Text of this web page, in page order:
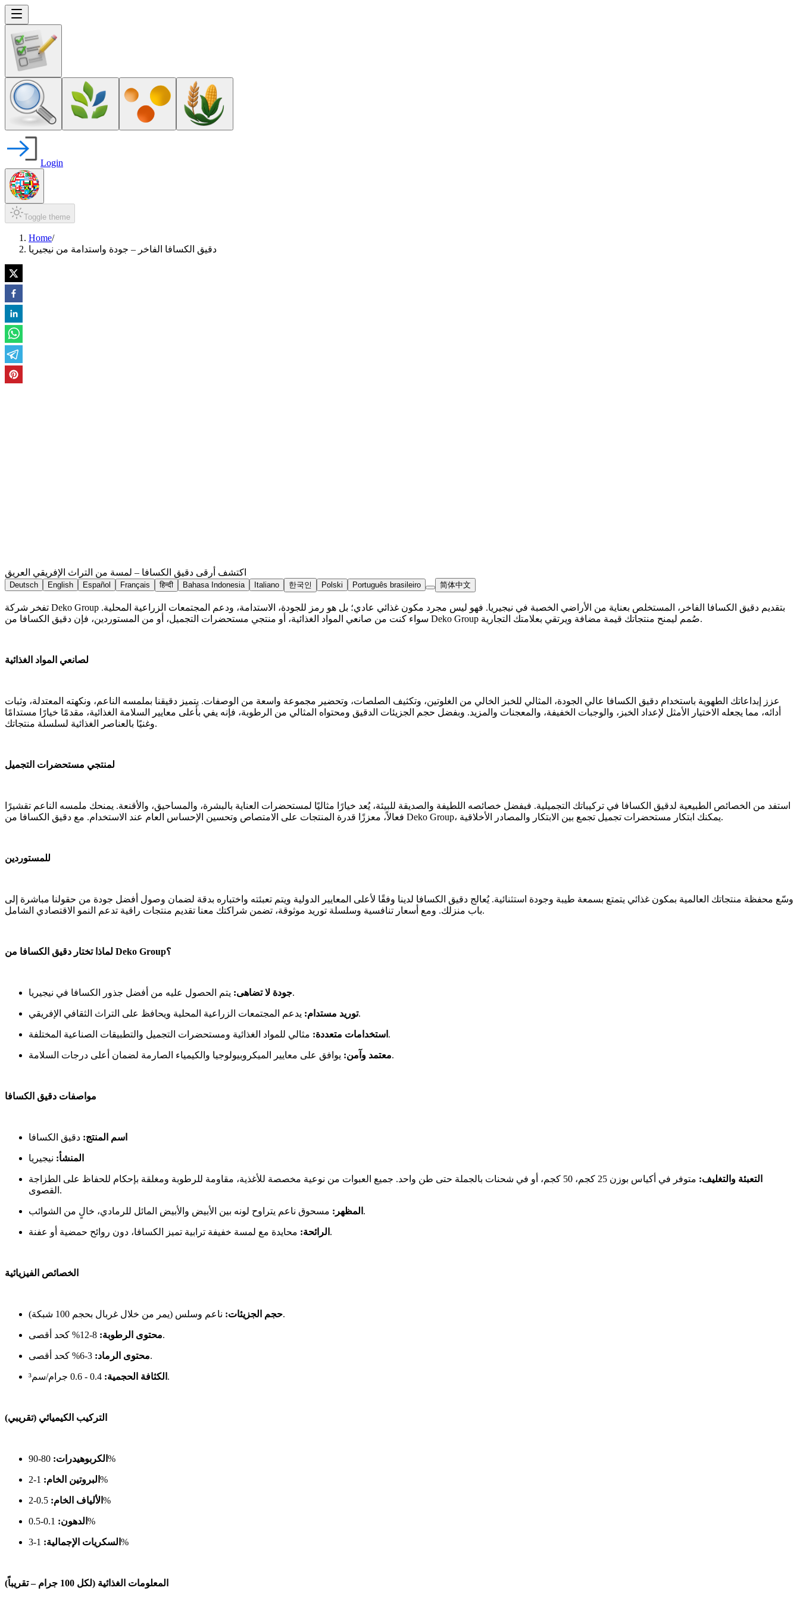
Login
Toggle theme
Home/
دقيق الكسافا الفاخر – جودة واستدامة من نيجيريا
اكتشف أرقى دقيق الكسافا – لمسة من التراث الإفريقي العريق
Deutsch English Español Français हिन्दी Bahasa Indonesia Italiano 한국인 Polski Português brasileiro 简体中文
تفخر شركة Deko Group بتقديم دقيق الكسافا الفاخر، المستخلص بعناية من الأراضي الخصبة في نيجيريا. فهو ليس مجرد مكون غذائي عادي؛ بل هو رمز للجودة، الاستدامة، ودعم المجتمعات الزراعية المحلية.
سواء كنت من صانعي المواد الغذائية، أو منتجي مستحضرات التجميل، أو من المستوردين، فإن دقيق الكسافا من Deko Group صُمم ليمنح منتجاتك قيمة مضافة ويرتقي بعلامتك التجارية.
لصانعي المواد الغذائية
عزز إبداعاتك الطهوية باستخدام دقيق الكسافا عالي الجودة، المثالي للخبز الخالي من الغلوتين، وتكثيف الصلصات، وتحضير مجموعة واسعة من الوصفات. يتميز دقيقنا بملمسه الناعم، ونكهته المعتدلة، وثبات
أدائه، مما يجعله الاختيار الأمثل لإعداد الخبز، والوجبات الخفيفة، والمعجنات والمزيد. وبفضل حجم الجزيئات الدقيق ومحتواه المثالي من الرطوبة، فإنه يفي بأعلى معايير السلامة الغذائية، مقدمًا خيارًا مستدامًا
وغنيًا بالعناصر الغذائية لسلسلة منتجاتك.
لمنتجي مستحضرات التجميل
استفد من الخصائص الطبيعية لدقيق الكسافا في تركيباتك التجميلية. فبفضل خصائصه اللطيفة والصديقة للبيئة، يُعد خيارًا مثاليًا لمستحضرات العناية بالبشرة، والمساحيق، والأقنعة. يمنحك ملمسه الناعم تقشيرًا
فعالاً، معززًا قدرة المنتجات على الامتصاص وتحسين الإحساس العام عند الاستخدام. مع دقيق الكسافا من Deko Group، يمكنك ابتكار مستحضرات تجميل تجمع بين الابتكار والمصادر الأخلاقية.
للمستوردين
وسّع محفظة منتجاتك العالمية بمكون غذائي يتمتع بسمعة طيبة وجودة استثنائية. يُعالج دقيق الكسافا لدينا وفقًا لأعلى المعايير الدولية ويتم تعبئته واختباره بدقة لضمان وصول أفضل جودة من حقولنا مباشرة إلى
باب منزلك. ومع أسعار تنافسية وسلسلة توريد موثوقة، تضمن شراكتك معنا تقديم منتجات راقية تدعم النمو الاقتصادي الشامل.
لماذا تختار دقيق الكسافا من Deko Group؟
جودة لا تضاهى:يتم الحصول عليه من أفضل جذور الكسافا في نيجيريا.
توريد مستدام:يدعم المجتمعات الزراعية المحلية ويحافظ على التراث الثقافي الإفريقي.
استخدامات متعددة: مثالي للمواد الغذائية ومستحضرات التجميل والتطبيقات الصناعية المختلفة.
معتمد وآمن:يوافق على معايير الميكروبيولوجيا والكيمياء الصارمة لضمان أعلى درجات السلامة.
مواصفات دقيق الكسافا
اسم المنتج: دقيق الكسافا
المنشأ: نيجيريا
التعبئة والتغليف:
متوفر في أكياس بوزن 25 كجم، 50 كجم، أو في شحنات بالجملة حتى طن واحد. جميع العبوات من نوعية مخصصة للأغذية، مقاومة للرطوبة ومغلقة بإحكام للحفاظ على الطزاجة
القصوى.
المظهر: مسحوق ناعم يتراوح لونه بين الأبيض والأبيض المائل للرمادي، خالٍ من الشوائب.
الرائحة: محايدة مع لمسة خفيفة ترابية تميز الكسافا، دون روائح حمضية أو عفنة.
الخصائص الفيزيائية
حجم الجزيئات:ناعم وسلس (يمر من خلال غربال بحجم 100 شبكة).
محتوى الرطوبة:8-12% كحد أقصى.
محتوى الرماد:3-6% كحد أقصى.
الكثافة الحجمية: 0.4 - 0.6 جرام/سم³.
التركيب الكيميائي (تقريبي)
الكربوهيدرات: 80-90%
البروتين الخام: 1-2%
الألياف الخام: 0.5-2%
الدهون: 0.1-0.5%
السكريات الإجمالية: 1-3%
المعلومات الغذائية (لكل 100 جرام – تقريباً)